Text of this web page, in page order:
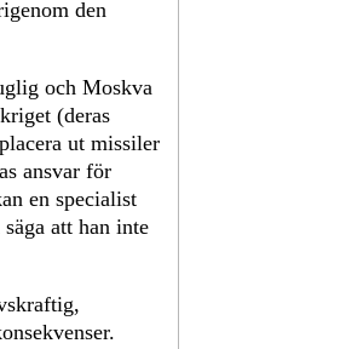
den
och Moskva
(deras
ut missiler
ansvar för
en specialist
att han inte